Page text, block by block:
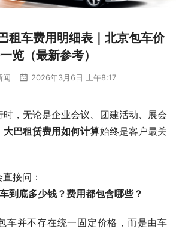
租车费用明细表｜北京包车价
览（最新参考）
闻 2026年3月6日 上午8:17
，无论是企业会议、团建活动、展会
大巴租赁费用如何计算始终是客户最关
接问：
到底多少钱？费用都包含哪些？
车并不存在统一固定价格，而是由车